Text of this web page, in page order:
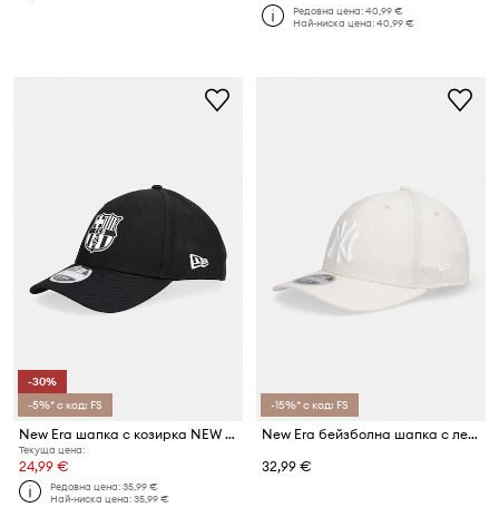
Редовна цена:40,99 €
Най-ниска цена:40,99 €
-30%
-5%* с код: FS
New Era шапка с козирка NEW ERA x FC BARCELONA
Текуща цена:
24,99 €
Редовна цена:35,99 €
Най-ниска цена:35,99 €
-15%* с код: FS
New Era бейзболна шапка с лен LINEN 940 MC NYY
32,99 €